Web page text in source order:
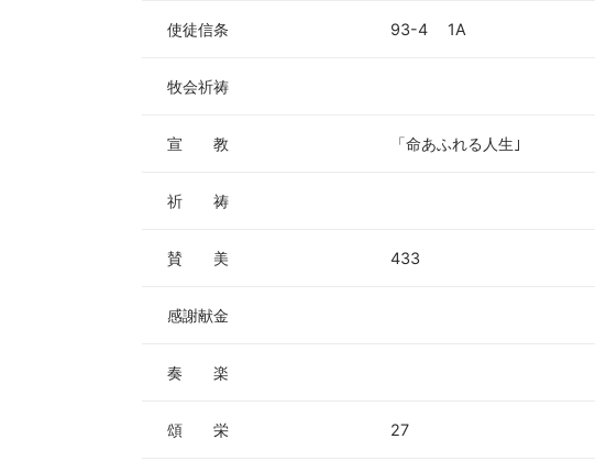
使徒信条 93-4 1A
牧会祈祷
宣 教 「命あふれる人生｣
祈 祷
賛 美 433
感謝献金
奏 楽
頌 栄 27